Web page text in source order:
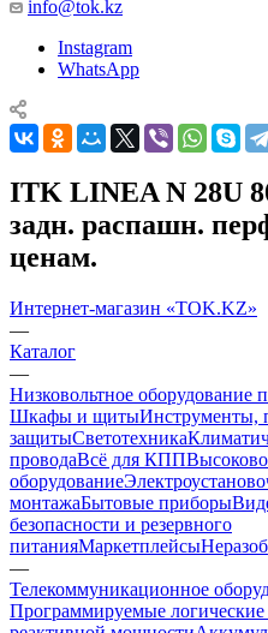
info@tok.kz
Instagram
WhatsApp
ITK LINEA N 28U
задн. распашн.
ценам.
Интернет-магазин «TOK.KZ»
—
Каталог
—
Низковольтное оборудование
Шкафы и щитыИнструменты,
защитыСветотехника
проводаВсё для КПП
оборудование
монтажаБытовые приборы
безопасности и резервного
питанияМаркетплейсы
—
Телекоммуникационное
Программируемые логические